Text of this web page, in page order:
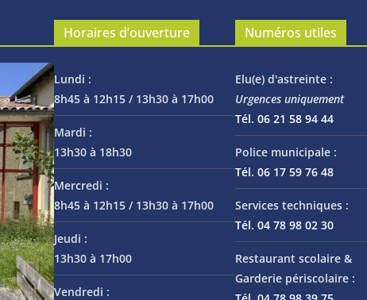
Horaires d’ouverture
Lundi :
8h45 à 12h15 / 13h30 à 17h00
Mardi :
13h30 à 18h30
Mercredi :
8h45 à 12h15 / 13h30 à 17h00
Jeudi :
13h30 à 17h00
Vendredi :
Numéros utiles
Elu(e) d'astreinte :
Urgences uniquement
Tél. 06 21 58 94 44
Police municipale :
Tél. 06 17 59 76 48
Services techniques :
Tél. 04 78 98 02 30
Restaurant scolaire &
Garderie périscolaire :